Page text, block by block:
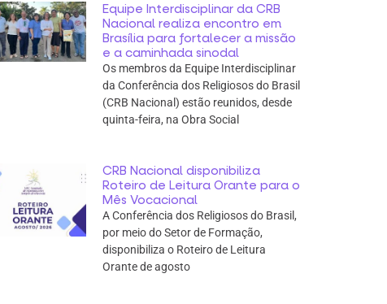
Equipe Interdisciplinar da CRB
Nacional realiza encontro em
Brasília para fortalecer a missão
e a caminhada sinodal
Os membros da Equipe Interdisciplinar
da Conferência dos Religiosos do Brasil
(CRB Nacional) estão reunidos, desde
quinta-feira, na Obra Social
CRB Nacional disponibiliza
Roteiro de Leitura Orante para o
Mês Vocacional
A Conferência dos Religiosos do Brasil,
por meio do Setor de Formação,
disponibiliza o Roteiro de Leitura
Orante de agosto